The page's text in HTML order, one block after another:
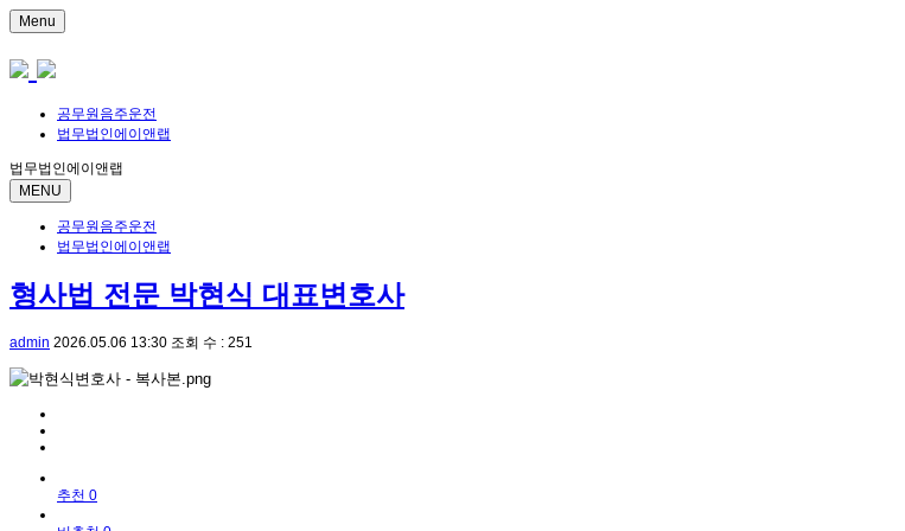
Menu
공무원음주운전
법무법인에이앤랩
법무법인에이앤랩
MENU
공무원음주운전
법무법인에이앤랩
형사법 전문 박현식 대표변호사
admin 2026.05.06 13:30 조회 수 : 251
추천 0